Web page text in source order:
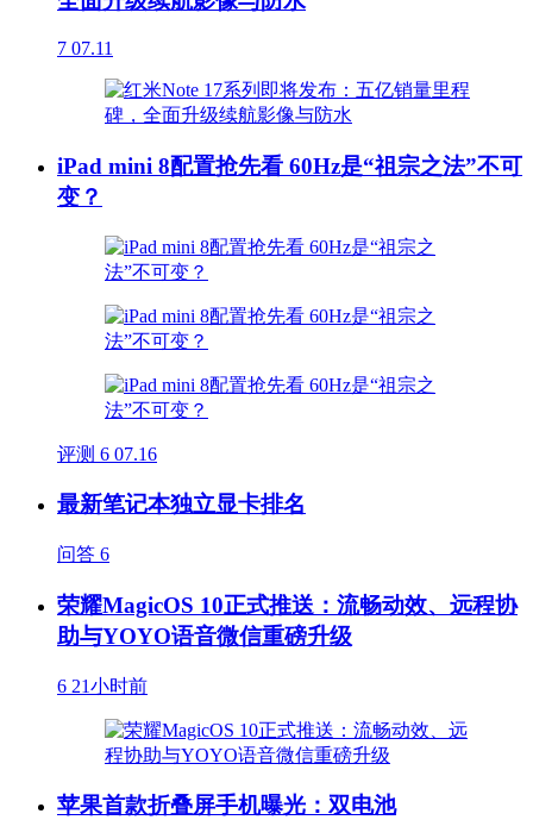
7 07.11
iPad mini 8配置抢先看 60Hz是“祖宗之法”不可
变？
评测 6 07.16
最新笔记本独立显卡排名
问答 6
荣耀MagicOS 10正式推送：流畅动效、远程协
助与YOYO语音微信重磅升级
6 21小时前
苹果首款折叠屏手机曝光：双电池